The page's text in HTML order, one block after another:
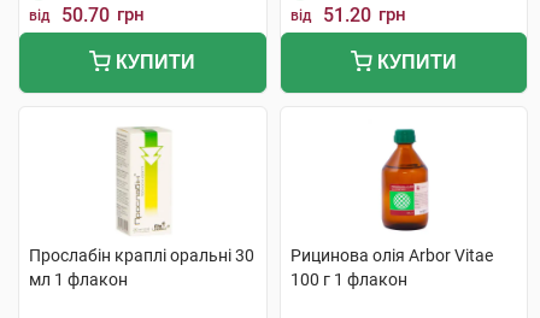
від 50.70 грн
КУПИТИ
від 51.20 грн
КУПИТИ
Прослабін краплі оральні 30
мл 1 флакон
Рицинова олія Arbor Vitae
100 г 1 флакон